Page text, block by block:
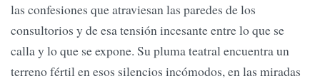
las confesiones que atraviesan las paredes de los
consultorios y de esa tensión incesante entre lo que se
calla y lo que se expone. Su pluma teatral encuentra un
terreno fértil en esos silencios incómodos, en las miradas